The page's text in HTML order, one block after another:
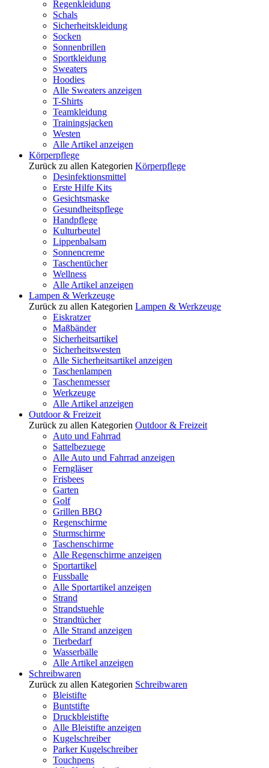
Regenkleidung
Schals
Sicherheitskleidung
Socken
Sonnenbrillen
Sportkleidung
Sweaters
Hoodies
Alle Sweaters anzeigen
T-Shirts
Teamkleidung
Trainingsjacken
Westen
Alle Artikel anzeigen
Körperpflege
Zurück zu allen Kategorien Körperpflege
Desinfektionsmittel
Erste Hilfe Kits
Gesichtsmaske
Gesundheitspflege
Handpflege
Kulturbeutel
Lippenbalsam
Sonnencreme
Taschentücher
Wellness
Alle Artikel anzeigen
Lampen & Werkzeuge
Zurück zu allen Kategorien Lampen & Werkzeuge
Eiskratzer
Maßbänder
Sicherheitsartikel
Sicherheitswesten
Alle Sicherheitsartikel anzeigen
Taschenlampen
Taschenmesser
Werkzeuge
Alle Artikel anzeigen
Outdoor & Freizeit
Zurück zu allen Kategorien Outdoor & Freizeit
Auto und Fahrrad
Sattelbezuege
Alle Auto und Fahrrad anzeigen
Ferngläser
Frisbees
Garten
Golf
Grillen BBQ
Regenschirme
Sturmschirme
Taschenschirme
Alle Regenschirme anzeigen
Sportartikel
Fussballe
Alle Sportartikel anzeigen
Strand
Strandstuehle
Strandtücher
Alle Strand anzeigen
Tierbedarf
Wasserbälle
Alle Artikel anzeigen
Schreibwaren
Zurück zu allen Kategorien Schreibwaren
Bleistifte
Buntstifte
Druckbleistifte
Alle Bleistifte anzeigen
Kugelschreiber
Parker Kugelschreiber
Touchpens